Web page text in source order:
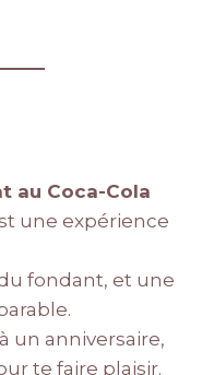
au Coca-Cola
une expérience
fondant, et une
un anniversaire,
te faire plaisir.